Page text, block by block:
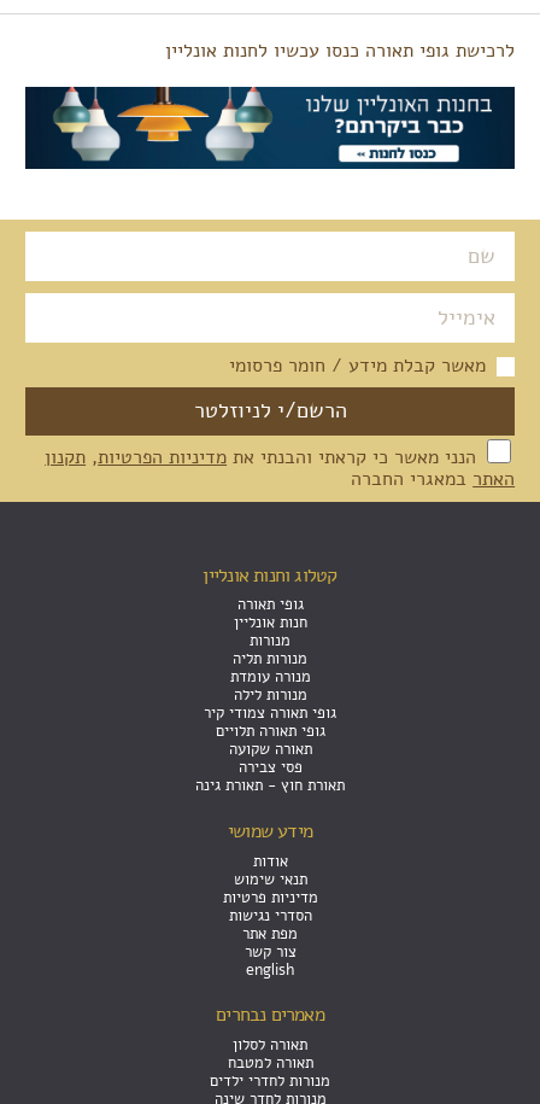
לרכישת גופי תאורה כנסו עכשיו לחנות אונליין
מאשר קבלת מידע / חומר פרסומי
הנני מאשר כי קראתי והבנתי את מדיניות הפרטיות, תקנון
האתר במאגרי החברה
קטלוג וחנות אונליין
גופי תאורה
חנות אונליין
מנורות
מנורות תליה
מנורה עומדת
מנורות לילה
גופי תאורה צמודי קיר
גופי תאורה תלויים
תאורה שקועה
פסי צבירה
תאורת חוץ - תאורת גינה
מידע שמושי
אודות
תנאי שימוש
מדיניות פרטיות
הסדרי נגישות
מפת אתר
צור קשר
english
מאמרים נבחרים
תאורה לסלון
תאורה למטבח
מנורות לחדרי ילדים
מנורות לחדר שינה